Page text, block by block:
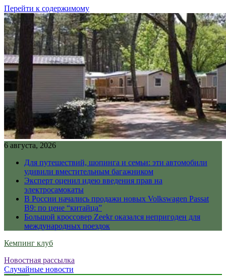
Перейти к содержимому
6 августа, 2026
Для путешествий, шопинга и семьи: эти автомобили
удивили вместительным багажником
Эксперт оценил идею введения прав на
электросамокаты
В России начались продажи новых Volkswagen Passat
B9: по цене “китайца”
Большой кроссовер Zeekr оказался непригоден для
международных поездок
Кемпинг клуб
Новостная рассылка
Случайные новости